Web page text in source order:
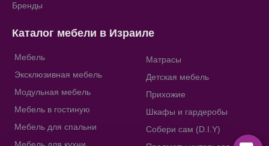
Бренды
Каталог мебели в Израиле
Мебель
Эксклюзивная мебель
Модульная мебель
Мебель в гостиную
Мебель для спальни
Матрасы
Детская мебель
Прихожие
Шкафы и гардеробы
Собери сам (D.I.Y)